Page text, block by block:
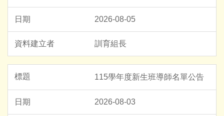
2026-08-05
訓育組長
115學年度新生班導師名單公告
2026-08-03